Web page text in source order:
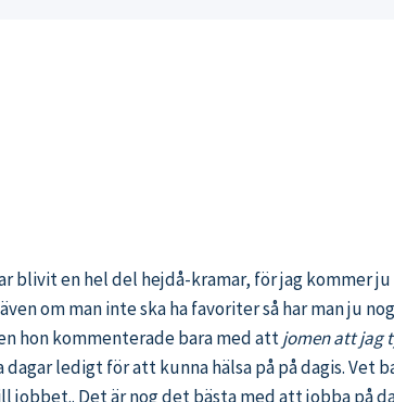
blivit en hel del hejdå-kramar, för jag kommer
om man inte ska ha favoriter så har man ju
hon kommenterade bara med attjomen att jag
ledigt för att kunna hälsa på på dagis.
jobbet.. Det är nog det bästa med att jobba på